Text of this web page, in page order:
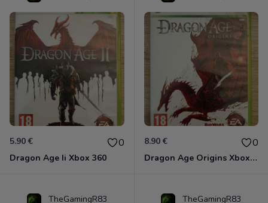
5.90 € 0
Dragon Age Ii Xbox 360
8.90 € 0
Dragon Age Origins Xbox 360
TheGamingR83 TheGamingR83